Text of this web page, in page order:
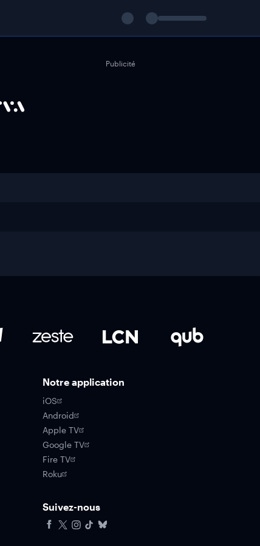
Publicité
Notre application
iOS
Android
Apple TV
Google TV
Fire TV
Roku
Suivez-nous